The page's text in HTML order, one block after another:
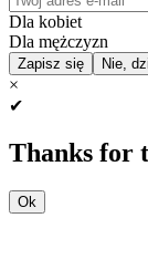
Dla kobiet
Dla mężczyzn
Zapisz się Nie,
×
✔
Thanks for
Ok